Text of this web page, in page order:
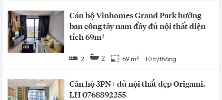
Căn hộ Vinhomes Grand Park hướng
ban công tây nam đầy đủ nội thất diện
tích 69m²
2 2 69 m² 10 tr/tháng
Căn hộ 3PN+ đủ nội thất đẹp Origami.
LH 0768892255